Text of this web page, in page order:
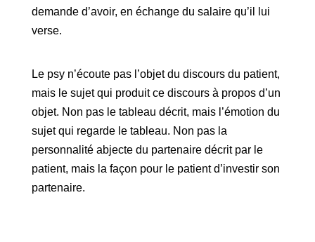
demande d’avoir, en échange du salaire qu’il lui
verse.
Le psy n’écoute pas l’objet du discours du patient,
mais le sujet qui produit ce discours à propos d’un
objet. Non pas le tableau décrit, mais l’émotion du
sujet qui regarde le tableau. Non pas la
personnalité abjecte du partenaire décrit par le
patient, mais la façon pour le patient d’investir son
partenaire.